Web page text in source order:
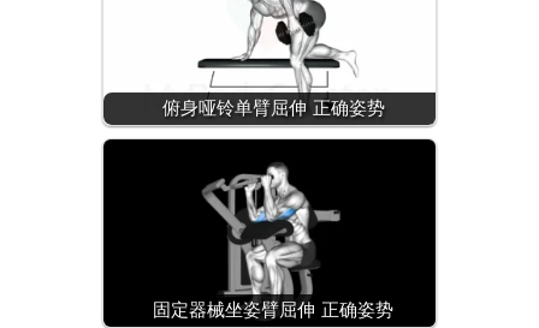
俯身哑铃单臂屈伸 正确姿势
固定器械坐姿臂屈伸 正确姿势